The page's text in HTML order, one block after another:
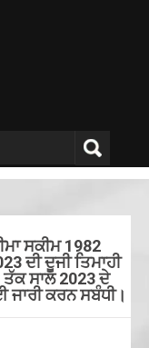
ਸਕੀਮ 1982
ਦੀ ਦੂਜੀ ਤਿਮਾਹੀ
ਤੱਕ ਸਾਲ 2023 ਦੇ
ਕਰਨ ਸਬੰਧੀ।